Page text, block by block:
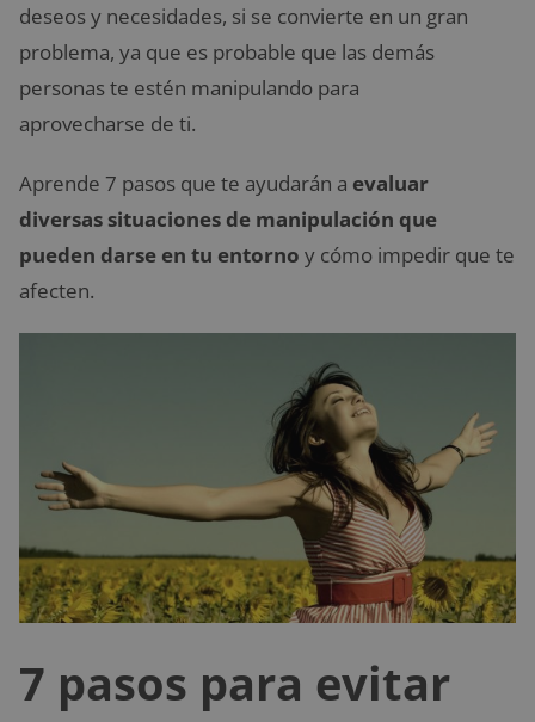
deseos y necesidades, si se convierte en un gran
problema, ya que es probable que las demás
personas te estén manipulando para
aprovecharse de ti.
Aprende 7 pasos que te ayudarán a evaluar
diversas situaciones de manipulación que
pueden darse en tu entorno y cómo impedir que te
afecten.
7 pasos para evitar